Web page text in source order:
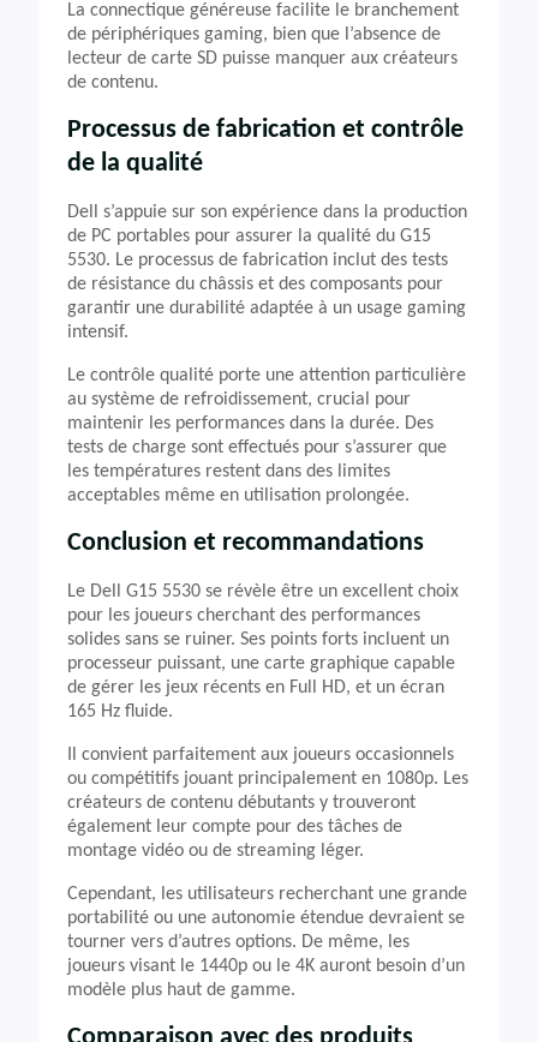
La connectique généreuse facilite le branchement
de périphériques gaming, bien que l’absence de
lecteur de carte SD puisse manquer aux créateurs
de contenu.
Processus de fabrication et contrôle
de la qualité
Dell s’appuie sur son expérience dans la production
de PC portables pour assurer la qualité du G15
5530. Le processus de fabrication inclut des tests
de résistance du châssis et des composants pour
garantir une durabilité adaptée à un usage gaming
intensif.
Le contrôle qualité porte une attention particulière
au système de refroidissement, crucial pour
maintenir les performances dans la durée. Des
tests de charge sont effectués pour s’assurer que
les températures restent dans des limites
acceptables même en utilisation prolongée.
Conclusion et recommandations
Le Dell G15 5530 se révèle être un excellent choix
pour les joueurs cherchant des performances
solides sans se ruiner. Ses points forts incluent un
processeur puissant, une carte graphique capable
de gérer les jeux récents en Full HD, et un écran
165 Hz fluide.
Il convient parfaitement aux joueurs occasionnels
ou compétitifs jouant principalement en 1080p. Les
créateurs de contenu débutants y trouveront
également leur compte pour des tâches de
montage vidéo ou de streaming léger.
Cependant, les utilisateurs recherchant une grande
portabilité ou une autonomie étendue devraient se
tourner vers d’autres options. De même, les
joueurs visant le 1440p ou le 4K auront besoin d’un
modèle plus haut de gamme.